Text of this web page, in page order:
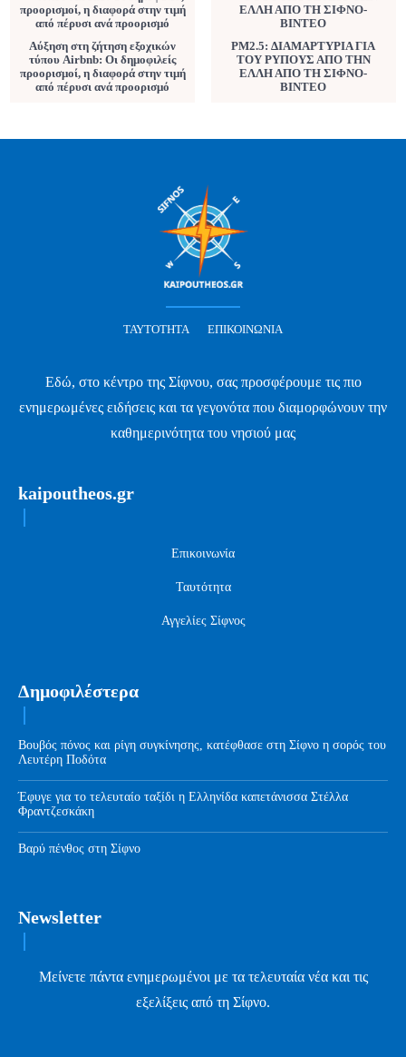
Αύξηση στη ζήτηση εξοχικών
τύπου Airbnb: Οι δημοφιλείς
προορισμοί, η διαφορά στην τιμή
από πέρυσι ανά προορισμό
PM2.5: ΔΙΑΜΑΡΤΥΡΙΑ ΓΙΑ
ΤΟΥ ΡΥΠΟΥΣ ΑΠΟ ΤΗΝ
ΕΛΛΗ ΑΠΟ ΤΗ ΣΙΦΝΟ-
ΒΙΝΤΕΟ
ΤΑΥΤΌΤΗΤΑ ΕΠΙΚΟΙΝΩΝΊΑ
Εδώ, στο κέντρο της Σίφνου, σας προσφέρουμε τις πιο
ενημερωμένες ειδήσεις και τα γεγονότα που διαμορφώνουν την
καθημερινότητα του νησιού μας
kaipoutheos.gr
Επικοινωνία
Ταυτότητα
Αγγελίες Σίφνος
Δημοφιλέστερα
Βουβός πόνος και ρίγη συγκίνησης, κατέφθασε στη Σίφνο η σορός του
Λευτέρη Ποδότα
Έφυγε για το τελευταίο ταξίδι η Ελληνίδα καπετάνισσα Στέλλα
Φραντζεσκάκη
Βαρύ πένθος στη Σίφνο
Newsletter
Μείνετε πάντα ενημερωμένοι με τα τελευταία νέα και τις
εξελίξεις από τη Σίφνο.